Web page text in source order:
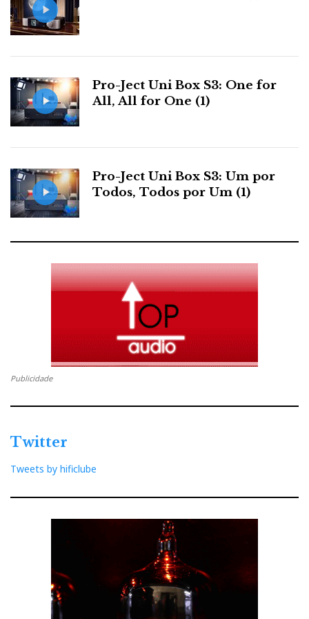
JBL SA750 – revivalismo
futurista
Oct 19, 2021 por
amplificador integrado SA750, em estilo retro,
inspirado no clássico SA600 dos anos 60, mas com
especificações de última geração.
Mais...
arte moderna, som clássico
José Victor Henriques
JVH deu o Integrated 1.0 a provar à família, que
gostou e pediu mais. Concebido por um ‘Dream
Pro-Ject Uni Box S3: One for
All, All for One (1)
Pro-Ject Uni Box S3: Um por
Todos, Todos por Um (1)
Publicidade
Twitter
Tweets by hificlube